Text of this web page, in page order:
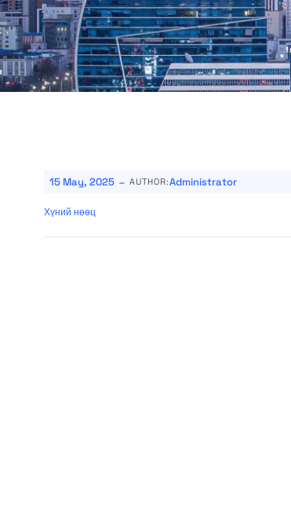
15 May, 2025 - AUTHOR:Administrator
Хүний нөөц